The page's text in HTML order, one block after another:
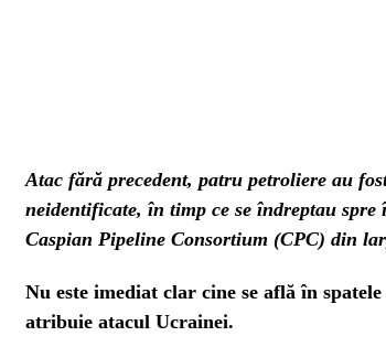
Atac fără precedent, patru petroliere au
neidentificate, în timp ce se îndreptau
Caspian Pipeline Consortium (CPC) din
Nu este imediat clar cine se află în
atribuie atacul Ucrainei.